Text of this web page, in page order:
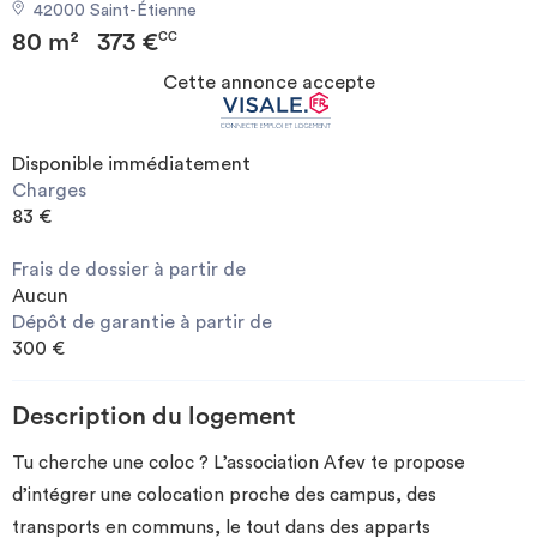
Blog
42000 Saint-Étienne
80 m² 373 €CC
Cette annonce accepte
Disponible immédiatement
Charges
83 €
Frais de dossier à partir de
Aucun
Dépôt de garantie à partir de
300 €
Description du logement
Tu cherche une coloc ? L’association Afev te propose
d’intégrer une colocation proche des campus, des
transports en communs, le tout dans des apparts